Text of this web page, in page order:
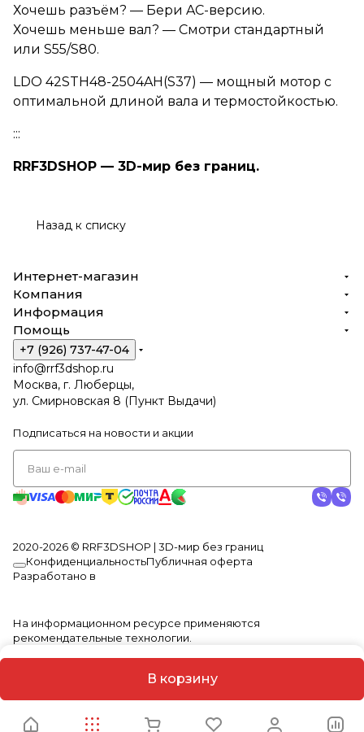
Хочешь разъём? — Бери AC-версию.
Хочешь меньше вал? — Смотри стандартный
или S55/S80.
LDO 42STH48-2504AH(S37) — мощный мотор с
оптимальной длиной вала и термостойкостью.
:::
RRF3DSHOP — 3D-мир без границ.
Назад к списку
В корзину
Интернет-магазин
Компания
Информация
Помощь
+7 (926) 737-47-04
info@rrf3dshop.ru
Москва, г. Люберцы,
ул. Смирновская 8 (Пункт Выдачи)
Подписаться на новости и акции
2020-2026 © RRF3DSHOP | 3D-мир без границ
КонфиденциальностьПубличная оферта
Разработано в
На информационном ресурсе применяются
рекомендательные технологии